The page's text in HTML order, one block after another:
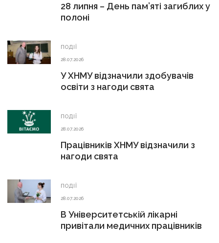
28 липня – День пам’яті загиблих у
полоні
ПОДІЇ
28.07.2026
У ХНМУ відзначили здобувачів
освіти з нагоди свята
ПОДІЇ
28.07.2026
Працівників ХНМУ відзначили з
нагоди свята
ПОДІЇ
28.07.2026
В Університетській лікарні
привітали медичних працівників